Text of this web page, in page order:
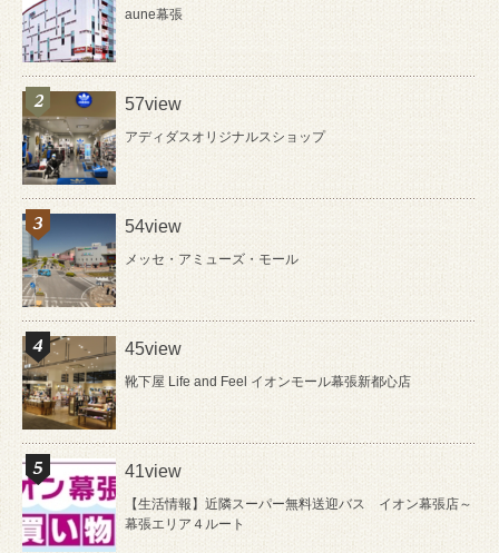
aune幕張
57view
アディダスオリジナルスショップ
54view
メッセ・アミューズ・モール
45view
靴下屋 Life and Feel イオンモール幕張新都心店
41view
【生活情報】近隣スーパー無料送迎バス イオン幕張店～
幕張エリア４ルート